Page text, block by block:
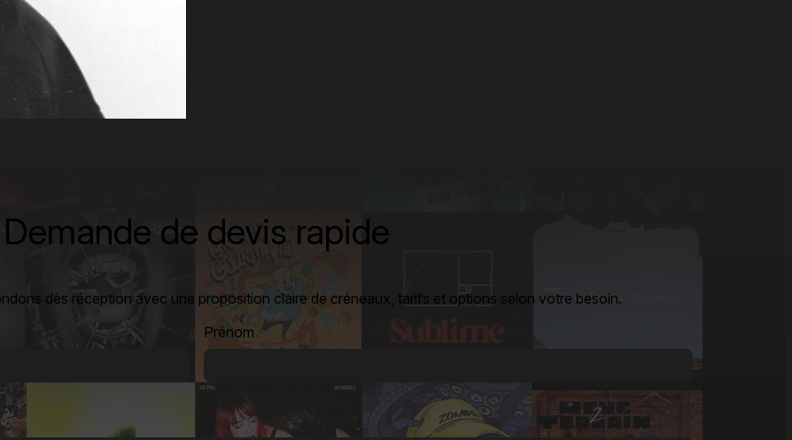
Demande de devis rapide
dès réception avec une proposition claire de créneaux, tarifs et options selon votre besoin.
Prénom